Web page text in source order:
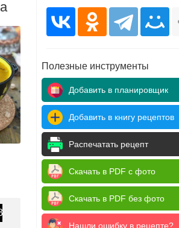
Полезные инструменты
Добавить в планировщик
Добавить в книгу рецептов
Распечатать рецепт
Скачать в PDF с фото
Скачать в PDF без фото
Нашли ошибку в рецепте?